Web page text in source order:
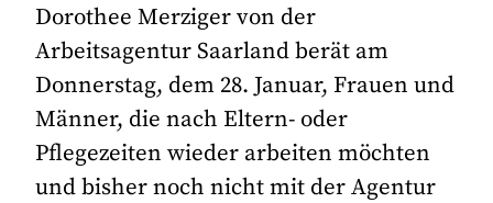
Dorothee Merziger von der
Arbeitsagentur Saarland berät am
Donnerstag, dem 28. Januar, Frauen und
Männer, die nach Eltern- oder
Pflegezeiten wieder arbeiten möchten
und bisher noch nicht mit der Agentur